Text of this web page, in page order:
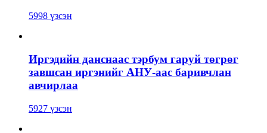
5998 үзсэн
Иргэдийн данснаас тэрбум гаруй төгрөг
завшсан иргэнийг АНУ-аас баривчлан
авчирлаа
5927 үзсэн